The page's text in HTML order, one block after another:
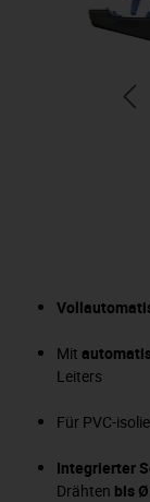
Mit
Leiters
Für PVC-
Integrierter
Drähten bis